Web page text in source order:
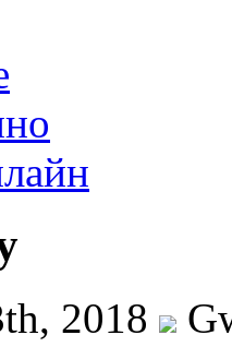
2018